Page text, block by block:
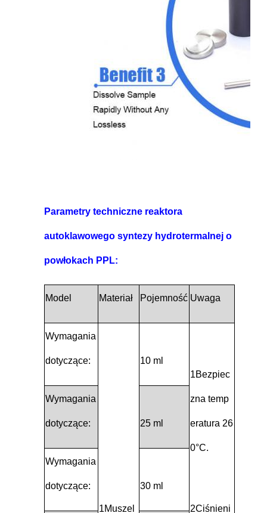
Parametry techniczne reaktora
autoklawowego syntezy hydrotermalnej o
powłokach PPL:
Model Materiał Pojemność Uwaga
Wymagania
dotyczące:
1Muszel
10 ml
1Bezpiec
zna temp
eratura 26
0°C.
2Ciśnieni
Wymagania
dotyczące: 25 ml
Wymagania
dotyczące: 30 ml